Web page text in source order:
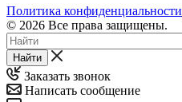
Политика конфиденциальности
© 2026 Все права защищены.
Найти
Заказать звонок
Написать сообщение